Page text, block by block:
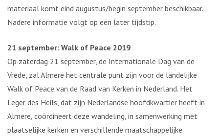
materiaal komt eind augustus/begin september beschikbaar.
Nadere informatie volgt op een later tijdstip.
21 september: Walk of Peace 2019
Op zaterdag 21 september, de Internationale Dag van de
Vrede, zal Almere het centrale punt zijn voor de landelijke
Walk of Peace van de Raad van Kerken in Nederland. Het
Leger des Heils, dat zijn Nederlandse hoofdkwartier heeft in
Almere, coördineert deze wandeling, in samenwerking met
plaatselijke kerken en verschillende maatschappelijke